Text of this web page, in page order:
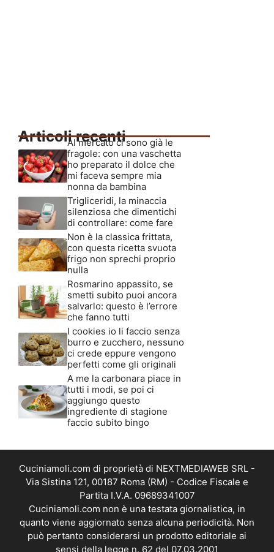
Articoli recenti
Al mercato ci sono già le
fragole: con una vaschetta
ho preparato il dolce che
mi faceva sempre mia
nonna da bambina
Trigliceridi, la minaccia
silenziosa che dimentichi
di controllare: come fare
Non è la classica frittata,
con questa ricetta svuota
frigo non sprechi proprio
nulla
Rosmarino appassito, se
smetti subito puoi ancora
salvarlo: questo è l’errore
che fanno tutti
I cookies io li faccio senza
burro e zucchero, nessuno
ci crede eppure vengono
perfetti come gli originali
A me la carbonara piace in
tutti i modi, se poi ci
aggiungo questo
ingrediente di stagione
faccio subito bingo
Cuciniamoli.com di proprietà di NEXTMEDIAWEB SRL -
Via Sistina 121, 00187 Roma (RM) - Codice Fiscale e
Partita I.V.A. 09689341007
Cuciniamoli.com non è una testata giornalistica, in
quanto viene aggiornato senza alcuna periodicità. Non
può pertanto considerarsi un prodotto editoriale ai
sensi della legge n. 62 del 07.03.2001